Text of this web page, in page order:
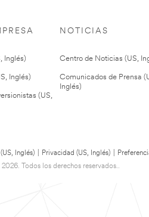
Inglés)
Inglés)
(US,
NOTICIAS
Centro de Noticias (US,
Comunicados de Prensa
Inglés)
Inglés) Privacidad (US, Inglés)
Todos los derechos reservados..